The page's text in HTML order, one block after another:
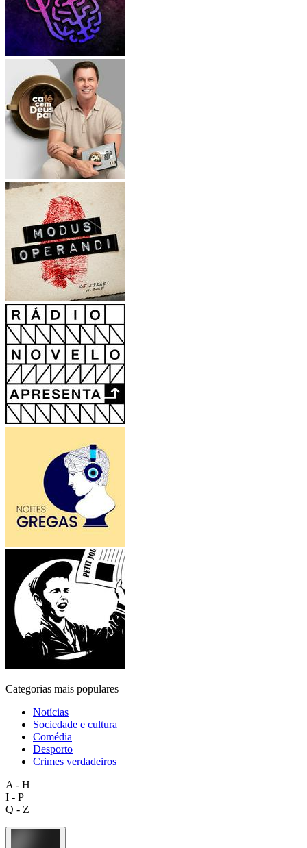
Categorias mais populares
Notícias
Sociedade e cultura
Comédia
Desporto
Crimes verdadeiros
A - H
I - P
Q - Z